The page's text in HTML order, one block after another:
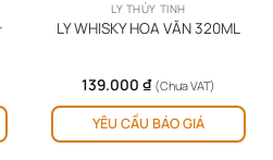
LY THỦY TINH
LY WHISKY HOA VĂN 320ML
139.000 ₫ (Chưa VAT)
YÊU CẦU BÁO GIÁ